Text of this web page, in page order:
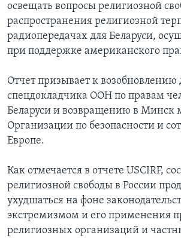
освещать вопросы религиозной
распространения религиозной
радиопередачах для Беларуси,
при поддержке американского
Отчет призывает к возобновлению
спецдокладчика ООН по правам
Беларуси и возвращению в Минск
Организации по безопасности и
Европе.
Как отмечается в отчете USCIRF,
религиозной свободы в России
ухудшаться на фоне
экстремизмом и его применения
религиозных организаций и